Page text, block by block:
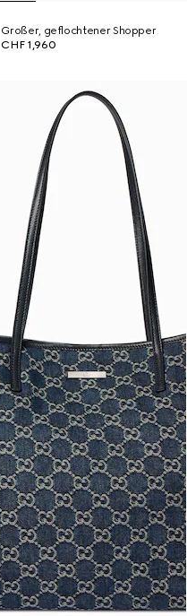
Großer, geflochtener Shopper
CHF 1,960